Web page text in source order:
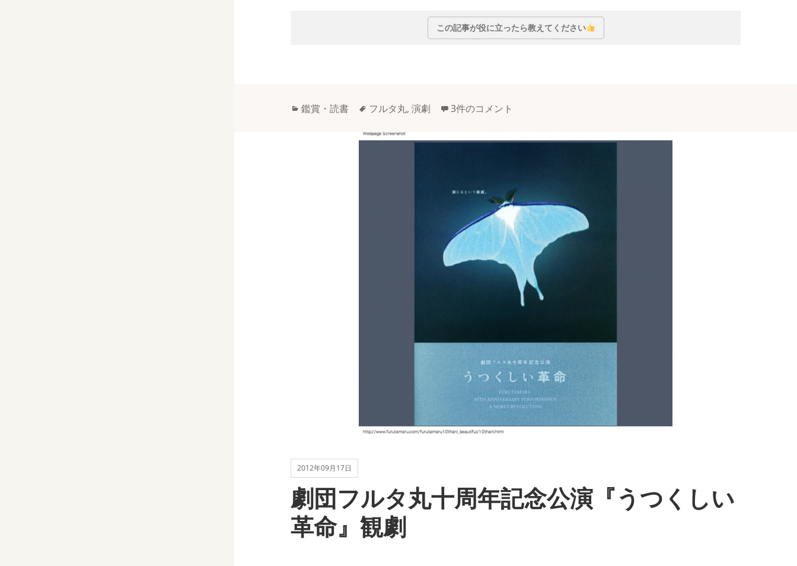
この記事が役に立ったら教えてください
カ
鑑賞・読書
タ
フルタ丸,演劇 3件のコメント
2012年09月17日
劇団フルタ丸十周年記念公演『うつくしい
革命』観劇